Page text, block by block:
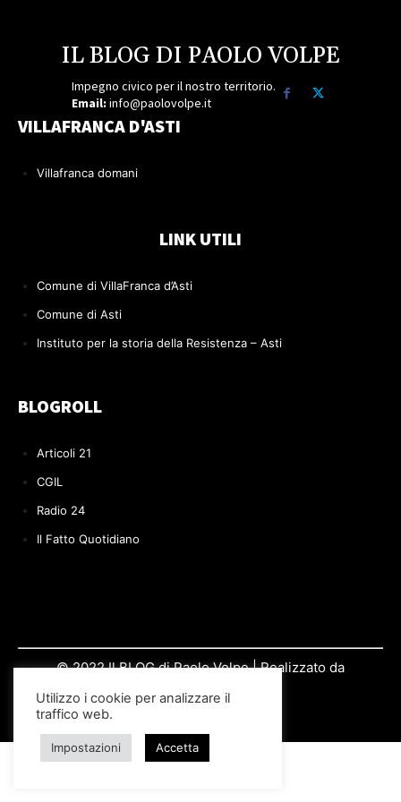
IL BLOG DI PAOLO VOLPE
Impegno civico per il nostro territorio.
Email: info@paolovolpe.it
VILLAFRANCA D'ASTI
Villafranca domani
LINK UTILI
Comune di VillaFranca d’Asti
Comune di Asti
Instituto per la storia della Resistenza – Asti
BLOGROLL
Articoli 21
CGIL
Radio 24
Il Fatto Quotidiano
© 2022 Il BLOG di Paolo Volpe | Realizzato da
Si.Re.Informatica
Utilizzo i cookie per analizzare il
traffico web.
Impostazioni Accetta